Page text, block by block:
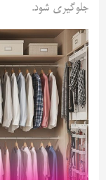
جلوگیری شود.